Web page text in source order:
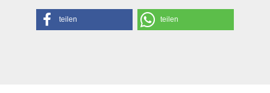
teilen teilen